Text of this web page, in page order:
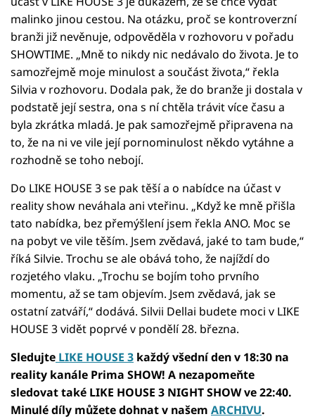
malinko jinou cestou. Na otázku, proč se kontroverzní
branži již nevěnuje, odpověděla v rozhovoru v pořadu
SHOWTIME. „Mně to nikdy nic nedávalo do života. Je to
samozřejmě moje minulost a součást života,“ řekla
Silvia v rozhovoru. Dodala pak, že do branže ji dostala v
podstatě její sestra, ona s ní chtěla trávit více času a
byla zkrátka mladá. Je pak samozřejmě připravena na
to, že na ni ve vile její pornominulost někdo vytáhne a
rozhodně se toho nebojí.
Do LIKE HOUSE 3 se pak těší a o nabídce na účast v
reality show neváhala ani vteřinu. „Když ke mně přišla
tato nabídka, bez přemýšlení jsem řekla ANO. Moc se
na pobyt ve vile těším. Jsem zvědavá, jaké to tam bude,“
říká Silvie. Trochu se ale obává toho, že najíždí do
rozjetého vlaku. „Trochu se bojím toho prvního
momentu, až se tam objevím. Jsem zvědavá, jak se
ostatní zatváří,“ dodává. Silvii Dellai budete moci v LIKE
HOUSE 3 vidět poprvé v pondělí 28. března.
Sledujte LIKE HOUSE 3 každý všední den v 18:30 na
reality kanále Prima SHOW! A nezapomeňte
sledovat také LIKE HOUSE 3 NIGHT SHOW ve 22:40.
Minulé díly můžete dohnat v našem ARCHIVU.